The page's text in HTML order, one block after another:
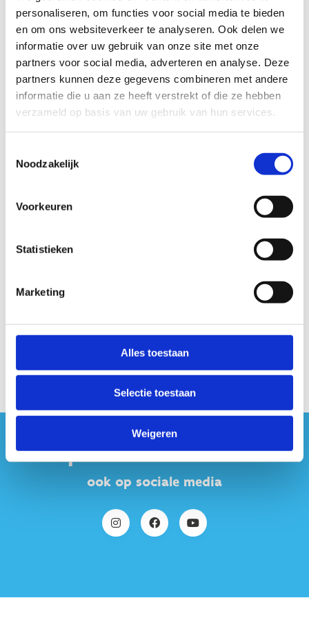
personaliseren, om functies voor social media te bieden
en om ons websiteverkeer te analyseren. Ook delen we
informatie over uw gebruik van onze site met onze
partners voor social media, adverteren en analyse. Deze
partners kunnen deze gegevens combineren met andere
informatie die u aan ze heeft verstrekt of die ze hebben
verzameld op basis van uw gebruik van hun services.
Noodzakelijk
Voorkeuren
Statistieken
Marketing
Alles toestaan
Selectie toestaan
Weigeren
Startplaatsen
Platanendreef 1-2 8400 Oostende
#sportersbelevenmeer
ook op sociale media